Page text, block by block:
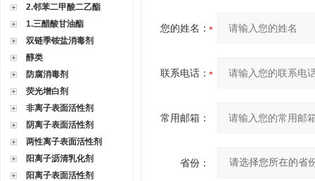
2.邻苯二甲酸二乙酯
1.三醋酸甘油酯
双链季铵盐消毒剂
醇类
防腐消毒剂
荧光增白剂
非离子表面活性剂
阴离子表面活性剂
两性离子表面活性剂
阳离子沥清乳化剂
阳离子表面活性剂
您的姓名：
联系电话：
常用邮箱：
省份：